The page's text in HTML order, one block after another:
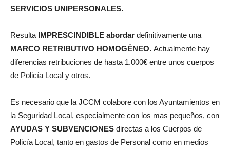
SERVICIOS UNIPERSONALES.
Resulta IMPRESCINDIBLE abordar definitivamente una
MARCO RETRIBUTIVO HOMOGÉNEO. Actualmente hay
diferencias retribuciones de hasta 1.000€ entre unos cuerpos
de Policía Local y otros.
Es necesario que la JCCM colabore con los Ayuntamientos en
la Seguridad Local, especialmente con los mas pequeños, con
AYUDAS Y SUBVENCIONES directas a los Cuerpos de
Policía Local, tanto en gastos de Personal como en medios